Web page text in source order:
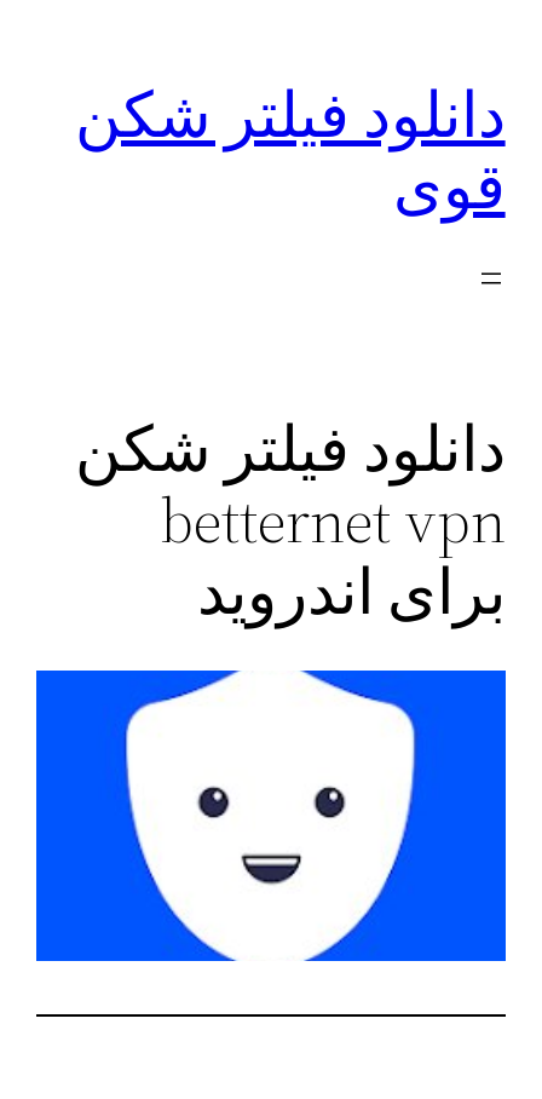
دانلود فیلتر شکن
قوی
دانلود فیلتر شکن
betternet vpn
برای اندروید